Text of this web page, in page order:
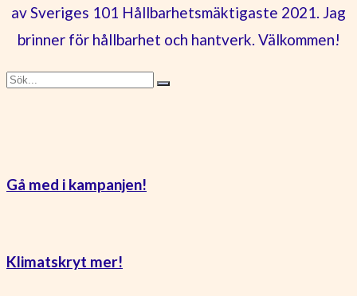
av Sveriges 101 Hållbarhetsmäktigaste 2021. Jag
brinner för hållbarhet och hantverk. Välkommen!
Gå med i kampanjen!
Klimatskryt mer!